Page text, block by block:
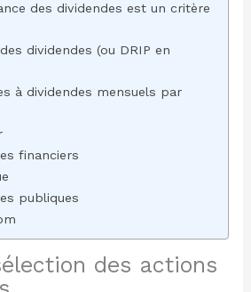
des dividendes est un critère
dividendes (ou DRIP en
à dividendes mensuels par
financiers
publiques
des actions